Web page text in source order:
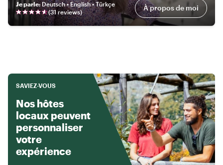
Je parle:Deutsch • English • Türkçe
(31reviews) À propos de moi
SAVIEZ-VOUS
Nos hôtes
locaux peuvent
personnaliser
votre
expérience